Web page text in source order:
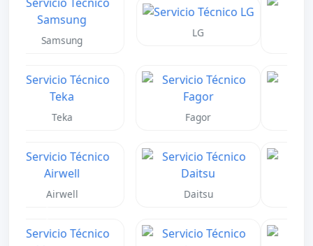
Neff Gaggenau
Mitsubishi
Fujitsu Toshiba